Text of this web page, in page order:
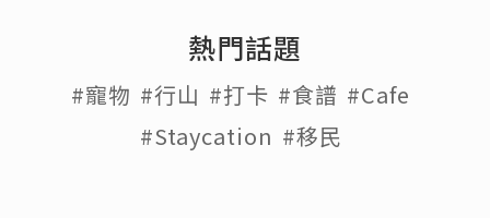
熱門話題
#寵物 #行山 #打卡 #食譜 #Cafe
#Staycation #移民